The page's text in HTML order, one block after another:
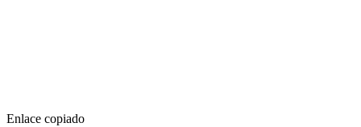
Enlace copiado